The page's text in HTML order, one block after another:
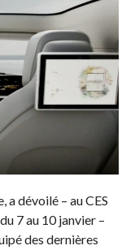
a dévoilé – au CES
7 au 10 janvier –
des dernières